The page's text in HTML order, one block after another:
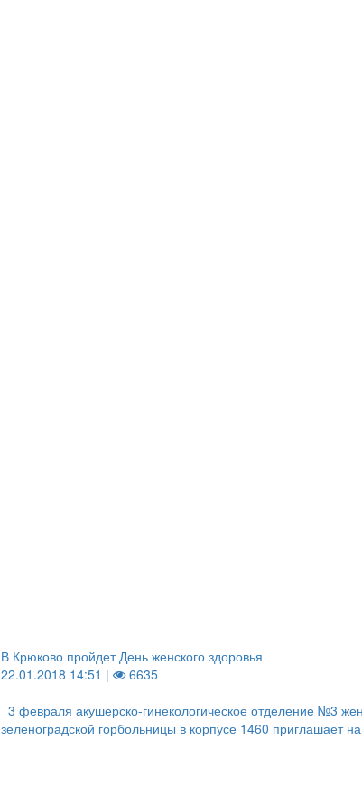
В Крюково пройдет День женского здоровья
22.01.2018 14:51 |
6635
3 февраля акушерско-гинекологическое отделение №3
зеленоградской горбольницы в корпусе 1460 приглашает